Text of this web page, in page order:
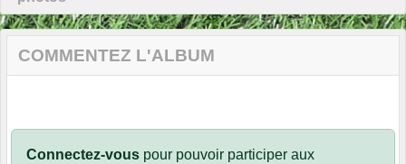
COMMENTEZ L'ALBUM
Connectez-vous pour pouvoir participer aux